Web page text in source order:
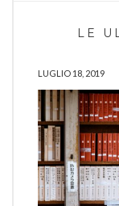
LE
LUGLIO 18, 2019